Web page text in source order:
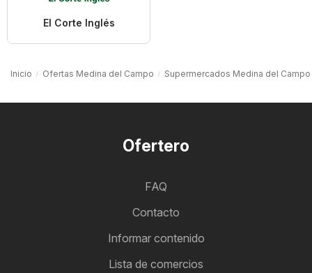
El Corte Inglés
Inicio Ofertas Medina del Campo Supermercados Medina del Campo
Ofertero
FAQ
Contacto
Informar contenido
Lista de comercios